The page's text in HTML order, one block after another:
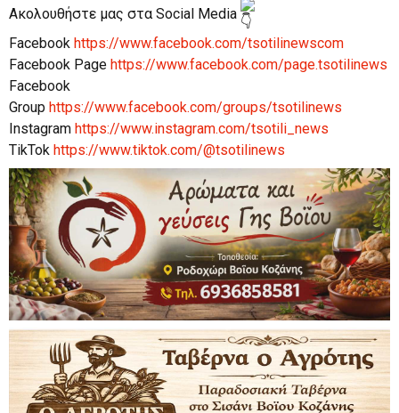
Ακολουθήστε μας στα Social Media
Facebook https://www.facebook.com/tsotilinewscom
Facebook Page https://www.facebook.com/page.tsotilinews
Facebook
Group https://www.facebook.com/groups/tsotilinews
Instagram https://www.instagram.com/tsotili_news
TikTok https://www.tiktok.com/@tsotilinews